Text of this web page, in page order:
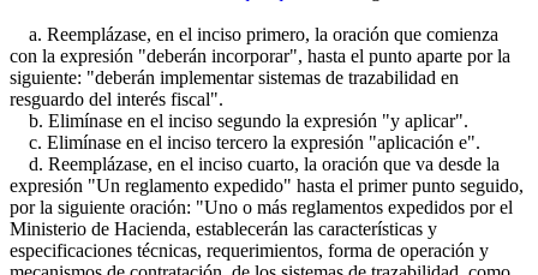
a. Reemplázase, en el inciso primero, la oración que comienza
con la expresión "deberán incorporar", hasta el punto aparte por la
siguiente: "deberán implementar sistemas de trazabilidad en
resguardo del interés fiscal".
b. Elimínase en el inciso segundo la expresión "y aplicar".
c. Elimínase en el inciso tercero la expresión "aplicación e".
d. Reemplázase, en el inciso cuarto, la oración que va desde la
expresión "Un reglamento expedido" hasta el primer punto seguido,
por la siguiente oración: "Uno o más reglamentos expedidos por el
Ministerio de Hacienda, establecerán las características y
especificaciones técnicas, requerimientos, forma de operación y